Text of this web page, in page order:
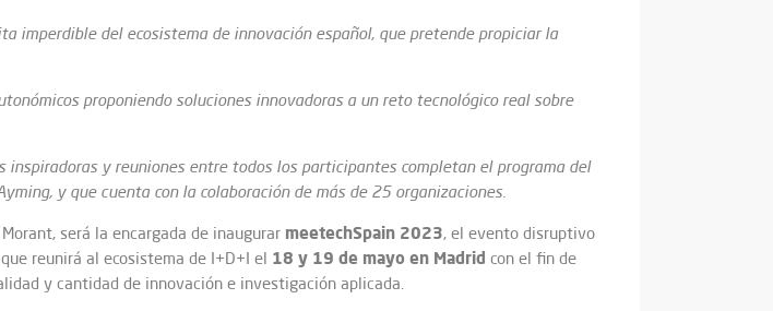
imperdible del ecosistema de innovación español, que pretende propiciar la
proponiendo soluciones innovadoras a un reto tecnológico real sobre
inspiradoras y reuniones entre todos los participantes completan el programa del
y que cuenta con la colaboración de más de 25 organizaciones.
será la encargada de inaugurar meetechSpain 2023, el evento disruptivo
reunirá al ecosistema de I+D+I el 18 y 19 de mayo en Madrid con el fin de
y cantidad de innovación e investigación aplicada.